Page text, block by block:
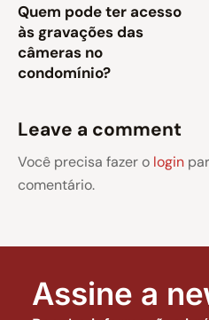
Quem pode ter acesso
às gravações das
câmeras no
condomínio?
Leave a comment
Você precisa fazer o login
comentário.
Assine a